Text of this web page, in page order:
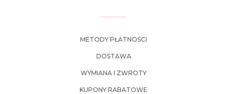
METODY PŁATNOŚCI
DOSTAWA
WYMIANA I ZWROTY
KUPONY RABATOWE